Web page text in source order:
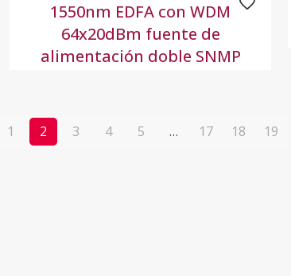
1550nm EDFA con WDM
64x20dBm fuente de
alimentación doble SNMP
1 2 3 4 5 … 17 18 19